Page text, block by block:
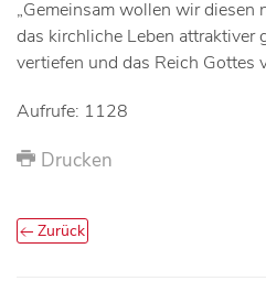
„Gemeinsam wollen wir diesen
das kirchliche Leben attraktiver
vertiefen und das Reich Gottes
Aufrufe: 1128
Drucken
Zurück